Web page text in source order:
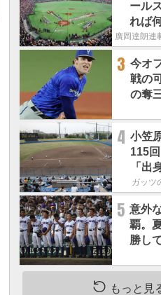
ール
れば
いと
廣岡達朗連
3 今オ
戦の
の奪
「最
4 小笠
115
「出
の続
す」
ガッツ
5 意外
覇。
勝し
もっと見